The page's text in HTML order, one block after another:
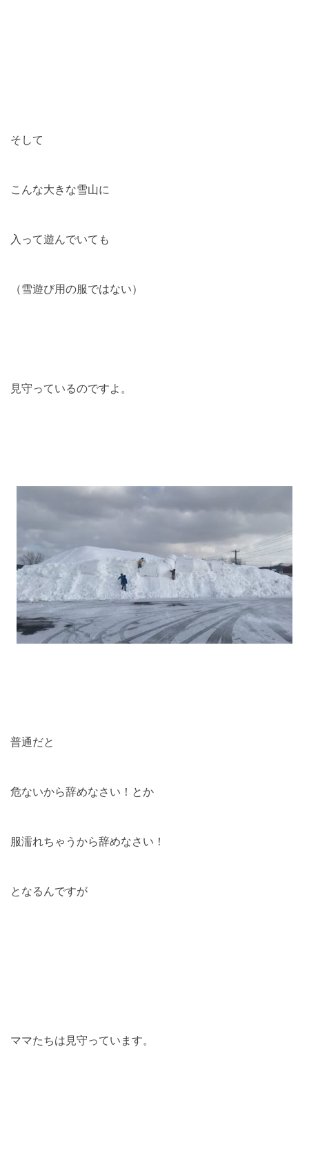
そして
こんな大きな雪山に
入って遊んでいても
（雪遊び用の服ではない）
見守っているのですよ。
普通だと
危ないから辞めなさい！とか
服濡れちゃうから辞めなさい！
となるんですが
ママたちは見守っています。